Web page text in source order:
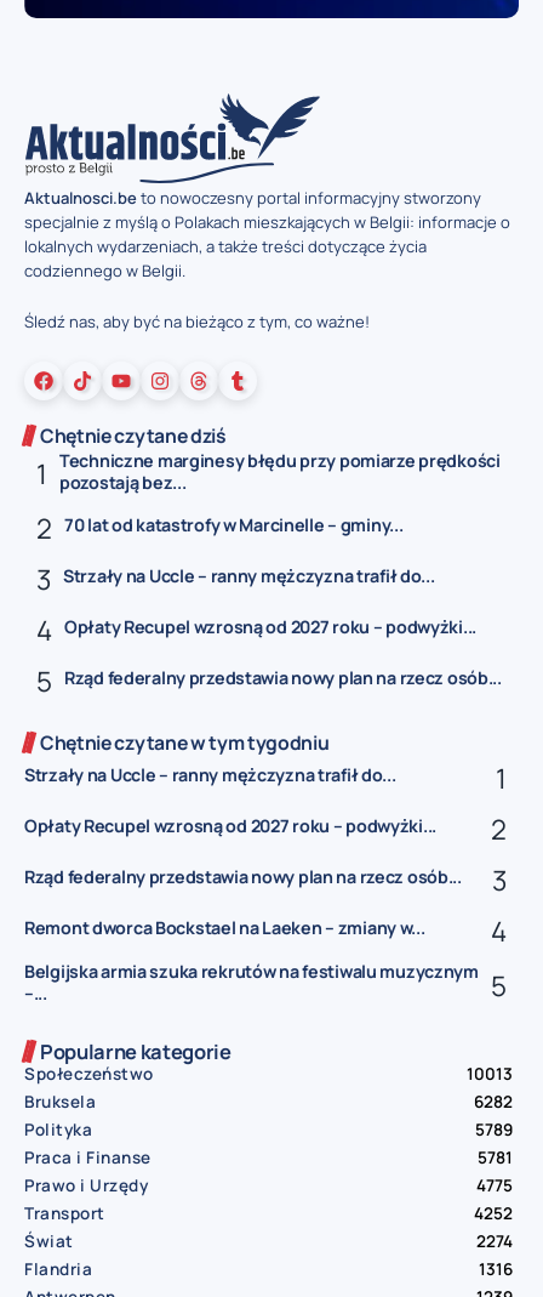
Aktualnosci.beto nowoczesny portal informacyjny stworzony
specjalnie z myślą o Polakach mieszkających w Belgii: informacje o
lokalnych wydarzeniach, a także treści dotyczące życia
codziennego w Belgii.
Śledź nas, aby być na bieżąco z tym, co ważne!
Chętnie czytane dziś
Techniczne marginesy błędu przy pomiarze prędkości
pozostają bez...
70 lat od katastrofy w Marcinelle – gminy...
Strzały na Uccle – ranny mężczyzna trafił do...
Opłaty Recupel wzrosną od 2027 roku – podwyżki...
Rząd federalny przedstawia nowy plan na rzecz osób...
Chętnie czytane w tym tygodniu
Strzały na Uccle – ranny mężczyzna trafił do...
Opłaty Recupel wzrosną od 2027 roku – podwyżki...
Rząd federalny przedstawia nowy plan na rzecz osób...
Remont dworca Bockstael na Laeken – zmiany w...
Belgijska armia szuka rekrutów na festiwalu muzycznym
–...
Popularne kategorie
Społeczeństwo
10013
Bruksela
6282
Polityka
5789
Praca i Finanse
5781
Prawo i Urzędy
4775
Transport
4252
Świat
2274
Flandria
1316